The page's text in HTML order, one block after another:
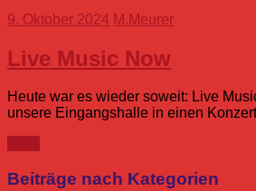
9. Oktober 2024 M.Meurer
Live Music Now
Heute war es wieder soweit: Live
unsere Eingangshalle in einen
Beiträge nach Kategorien